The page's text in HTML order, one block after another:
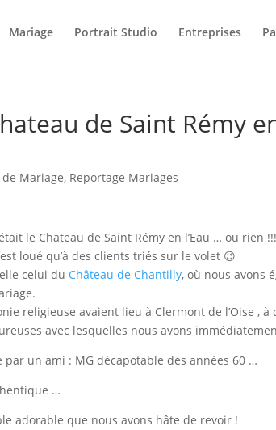
Mariage Portrait Studio Entreprises
de Saint Rémy
Mariage, Reportage Mariages
le Chateau de Saint Rémy en l’Eau … ou rien
loué qu’à des clients triés sur le volet 😉
celui du Château de Chantilly, où nous avons
religieuse avaient lieu à Clermont de l’Oise ,
avec lesquelles nous avons
un ami : MG décapotable des années 60 …
…
adorable que nous avons hâte de revoir !